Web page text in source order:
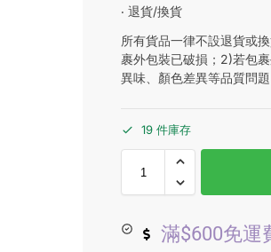
‧ 退貨/換貨
所有貨品一律不設退貨或
裹外包裝已破損；2)若包
異味、顏色差異等品質問
19 件庫存
滿$600免運